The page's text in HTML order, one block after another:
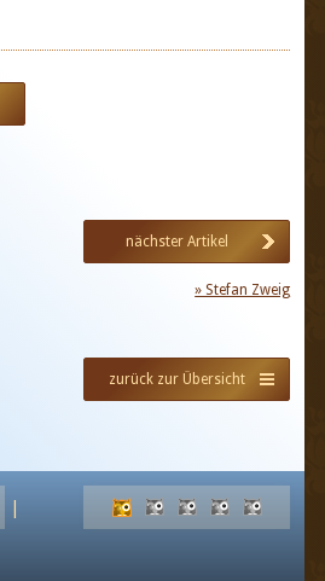
nächster Artikel
» Stefan Zweig
zurück zur Übersicht